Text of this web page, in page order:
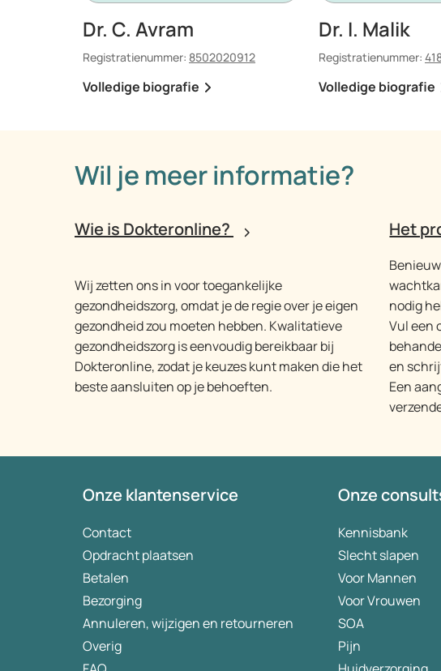
Dr. C. Avram
Registratienummer: 8502020912
Volledige biografie
Dr. I. Malik
Registratienummer:
Volledige biografie
Wil je meer informatie?
Wie is Dokteronline?
Wij zetten ons in voor toegankelijke
gezondheidszorg, omdat je de regie over je eigen
gezondheid zou moeten hebben. Kwalitatieve
gezondheidszorg is eenvoudig bereikbaar bij
Dokteronline, zodat je keuzes kunt maken die het
beste aansluiten op je behoeften.
Het
nodig
Vul een
en
Een
Onze klantenservice
Contact
Opdracht plaatsen
Betalen
Bezorging
Annuleren, wijzigen en retourneren
Overig
Onze
Kennisbank
Slecht slapen
Voor Mannen
Voor Vrouwen
SOA
Pijn